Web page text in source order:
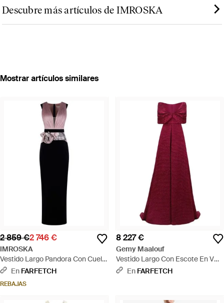
Descubre más artículos de IMROSKA
Mostrar artículos similares
2 859 €2 746 €
IMROSKA
Vestido Largo Pandora Con Cuello
En V - Azul
En FARFETCH
REBAJAS
8 227 €
Gemy Maalouf
Vestido Largo Con Escote En V
Pronunciado - Rojo
En FARFETCH